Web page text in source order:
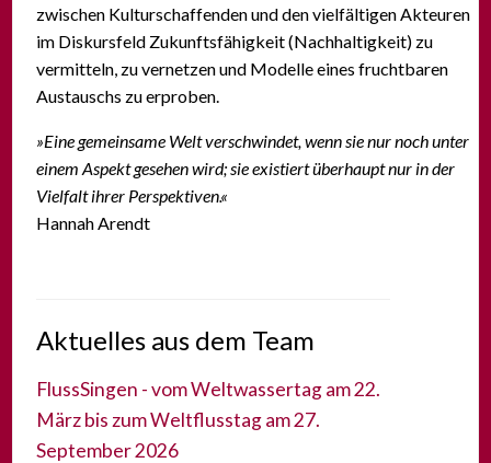
zwischen Kulturschaffenden und den vielfältigen Akteuren
im Diskursfeld Zukunftsfähigkeit (Nachhaltigkeit) zu
vermitteln, zu vernetzen und Modelle eines fruchtbaren
Austauschs zu erproben.
»Eine gemeinsame Welt verschwindet, wenn sie nur noch unter
einem Aspekt gesehen wird; sie existiert überhaupt nur in der
Vielfalt ihrer Perspektiven.«
Hannah Arendt
Aktuelles aus dem Team
FlussSingen - vom Weltwassertag am 22.
März bis zum Weltflusstag am 27.
September 2026